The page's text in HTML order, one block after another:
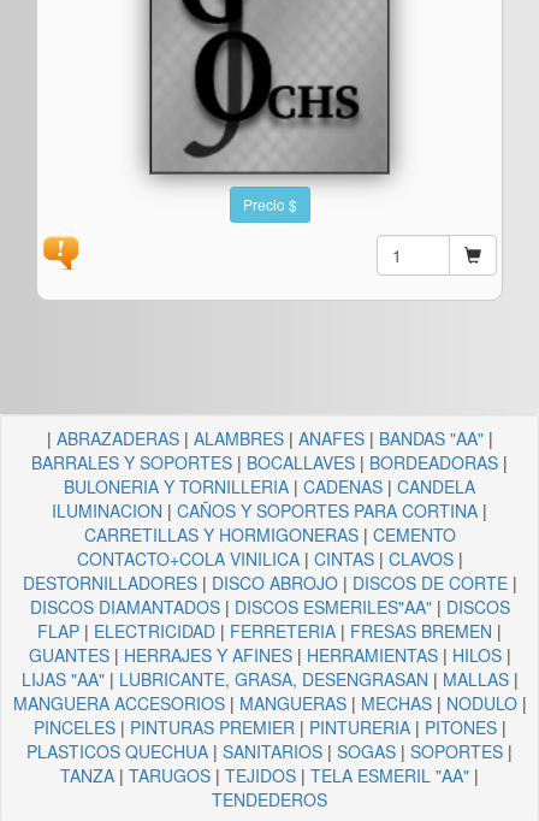
Precio $
| ABRAZADERAS| ALAMBRES| ANAFES| BANDAS "AA"|
BARRALES Y SOPORTES | BOCALLAVES | BORDEADORAS |
BULONERIA Y TORNILLERIA | CADENAS | CANDELA
ILUMINACION | CAÑOS Y SOPORTES PARA CORTINA |
CARRETILLAS Y HORMIGONERAS| CEMENTO
CONTACTO+COLA VINILICA| CINTAS| CLAVOS|
DESTORNILLADORES| DISCO ABROJO| DISCOS DE CORTE|
DISCOS DIAMANTADOS| DISCOS ESMERILES"AA"| DISCOS
FLAP | ELECTRICIDAD | FERRETERIA | FRESAS BREMEN |
GUANTES| HERRAJES Y AFINES| HERRAMIENTAS| HILOS|
LIJAS "AA"| LUBRICANTE, GRASA, DESENGRASAN | MALLAS|
MANGUERA ACCESORIOS| MANGUERAS| MECHAS| NODULO|
PINCELES| PINTURAS PREMIER | PINTURERIA| PITONES|
PLASTICOS QUECHUA | SANITARIOS | SOGAS | SOPORTES |
TANZA | TARUGOS | TEJIDOS | TELA ESMERIL "AA" |
TENDEDEROS